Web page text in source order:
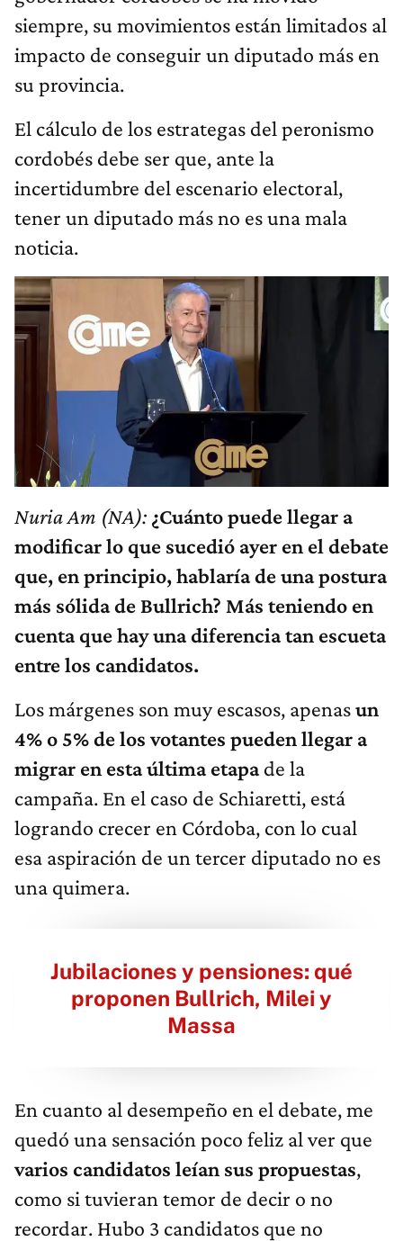
siempre, su movimientos están limitados al
impacto de conseguir un diputado más en
su provincia.
El cálculo de los estrategas del peronismo
cordobés debe ser que, ante la
incertidumbre del escenario electoral,
tener un diputado más no es una mala
noticia.
Nuria Am (NA): ¿Cuánto puede llegar a
modificar lo que sucedió ayer en el debate
que, en principio, hablaría de una postura
más sólida de Bullrich? Más teniendo en
cuenta que hay una diferencia tan escueta
entre los candidatos.
Los márgenes son muy escasos, apenasun
4% o 5% de los votantes pueden llegar a
migrar en esta última etapade la
campaña. En el caso de Schiaretti, está
logrando crecer en Córdoba, con lo cual
esa aspiración de un tercer diputado no es
una quimera.
Jubilaciones y pensiones: qué
proponen Bullrich, Milei y
Massa
En cuanto al desempeño en el debate, me
quedó una sensación poco feliz al ver que
varios candidatos leían sus propuestas,
como si tuvieran temor de decir o no
recordar. Hubo 3 candidatos que no